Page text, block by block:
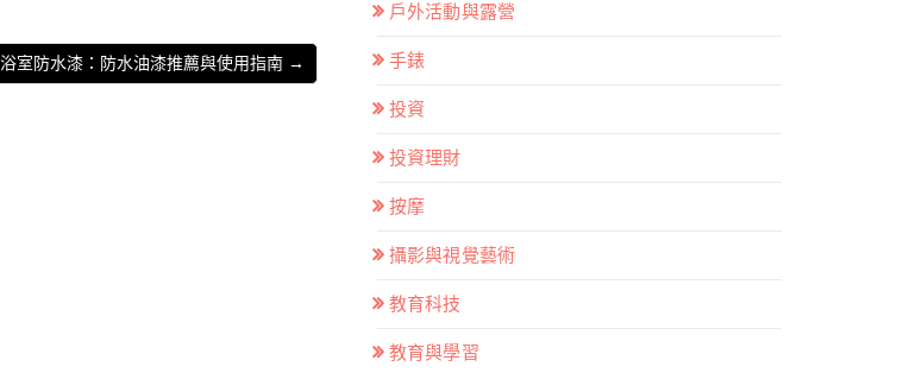
浴室防水漆：防水油漆推薦與使用指南 →
戶外活動與露營
手錶
投資
投資理財
按摩
攝影與視覺藝術
教育科技
教育與學習